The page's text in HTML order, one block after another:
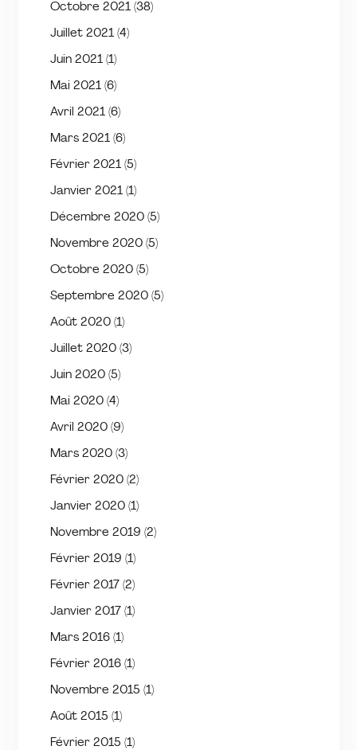
Octobre 2021 (38)
Juillet 2021 (4)
Juin 2021 (1)
Mai 2021 (6)
Avril 2021 (6)
Mars 2021 (6)
Février 2021 (5)
Janvier 2021 (1)
Décembre 2020 (5)
Novembre 2020 (5)
Octobre 2020 (5)
Septembre 2020 (5)
Août 2020 (1)
Juillet 2020 (3)
Juin 2020 (5)
Mai 2020 (4)
Avril 2020 (9)
Mars 2020 (3)
Février 2020 (2)
Janvier 2020 (1)
Novembre 2019 (2)
Février 2019 (1)
Février 2017 (2)
Janvier 2017 (1)
Mars 2016 (1)
Février 2016 (1)
Novembre 2015 (1)
Août 2015 (1)
Février 2015 (1)